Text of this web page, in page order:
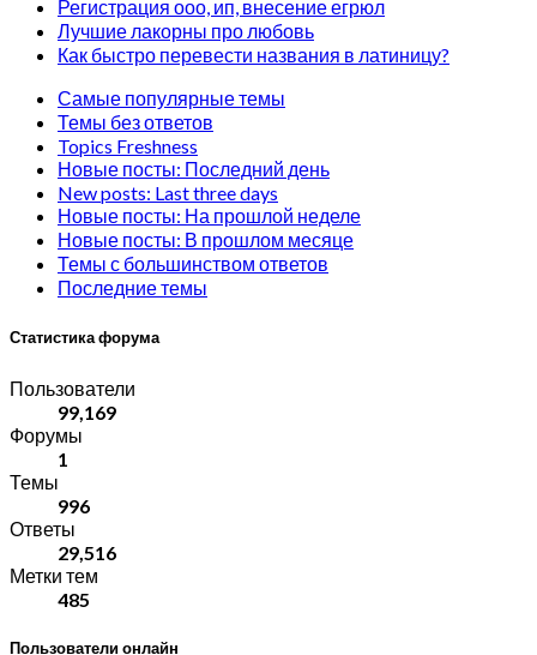
Регистрация ооо, ип, внесение егрюл
Лучшие лакорны про любовь
Как быстро перевести названия в латиницу?
Самые популярные темы
Темы без ответов
Topics Freshness
Новые посты: Последний день
New posts: Last three days
Новые посты: На прошлой неделе
Новые посты: В прошлом месяце
Темы с большинством ответов
Последние темы
Статистика форума
Пользователи
99,169
Форумы
1
Темы
996
Ответы
29,516
Метки тем
485
Пользователи онлайн